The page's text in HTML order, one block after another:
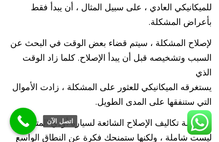
للميكانيكي العادي ، على سبيل المثال ، أن يبدأ فقط
بأعراض المشكلة.
لإصلاح المشكلة ، سيتم قضاء بعض الوقت في البحث عن
السبب وتشخيصه قبل أن يبدأ الإصلاح. كلما زاد الوقت
الذي
يستغرقه الميكانيكي للعثور على المشكلة ، زادت الأموال
التي ستنفقها على المدى الطويل.
إن قائمة تكاليف الإصلاح الشائعة لسيارة أودي المتوسطة
ليست شاملة ، ولكنها ستمنحك فكرة عن النطاق الواسع
اتصل الآن